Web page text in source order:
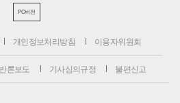
PC버전
개인정보처리방침 이용자위원회
론보도 기사심의규정 불편신고